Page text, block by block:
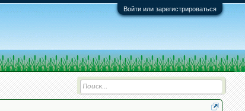
Войти или зарегистрироваться